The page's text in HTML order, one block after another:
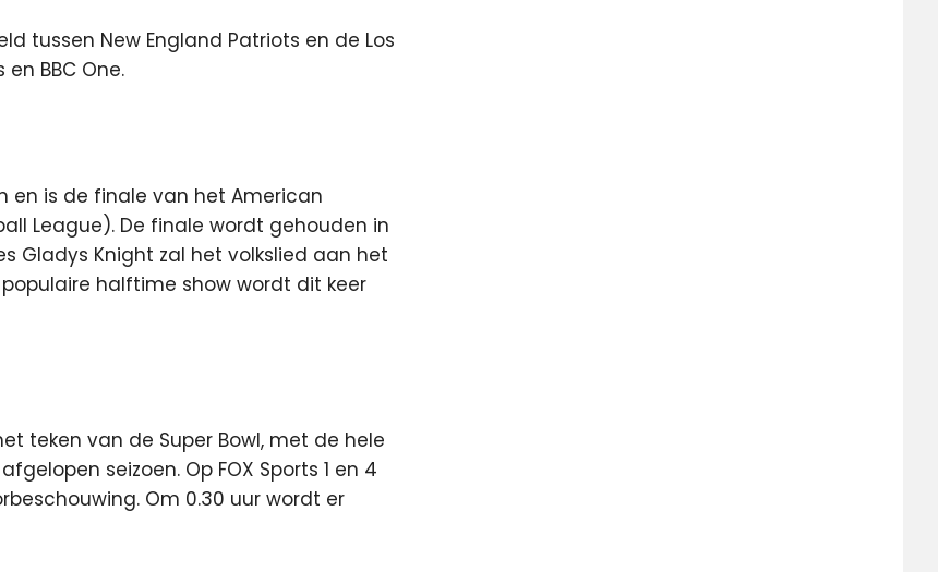
tussen New England Patriots en de Los
BBC One.
en is de finale van het American
League). De finale wordt gehouden in
Gladys Knight zal het volkslied aan het
halftime show wordt dit keer
teken van de Super Bowl, met de hele
seizoen. Op FOX Sports 1 en 4
Om 0.30 uur wordt er